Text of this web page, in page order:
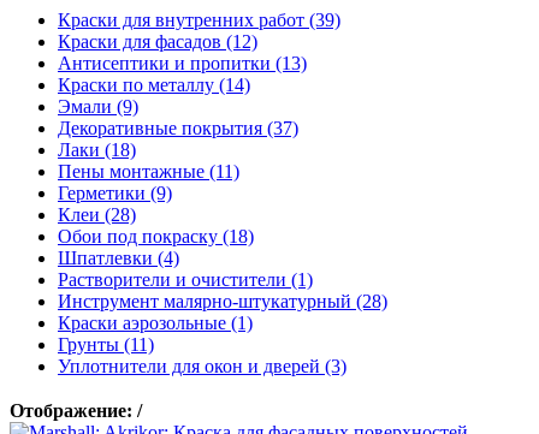
Краски для внутренних работ (39)
Краски для фасадов (12)
Антисептики и пропитки (13)
Краски по металлу (14)
Эмали (9)
Декоративные покрытия (37)
Лаки (18)
Пены монтажные (11)
Герметики (9)
Клеи (28)
Обои под покраску (18)
Шпатлевки (4)
Растворители и очистители (1)
Инструмент малярно-штукатурный (28)
Краски аэрозольные (1)
Грунты (11)
Уплотнители для окон и дверей (3)
Отображение: /